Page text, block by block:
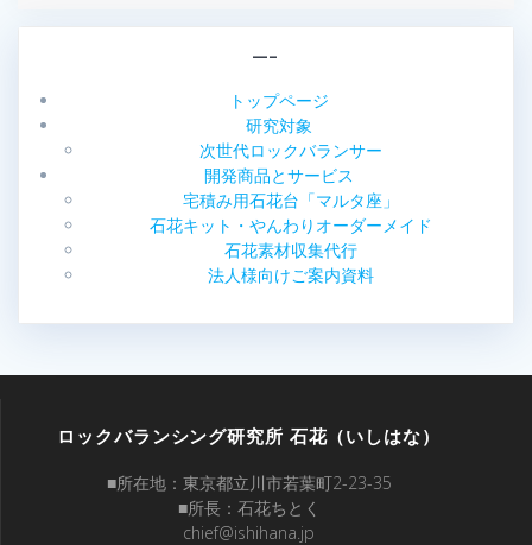
—–
トップページ
研究対象
次世代ロックバランサー
開発商品とサービス
宅積み用石花台「マルタ座」
石花キット・やんわりオーダーメイド
石花素材収集代行
法人様向けご案内資料
ロックバランシング研究所 石花（いしはな）
■所在地：東京都立川市若葉町2-23-35
■所長：石花ちとく
chief@ishihana.jp